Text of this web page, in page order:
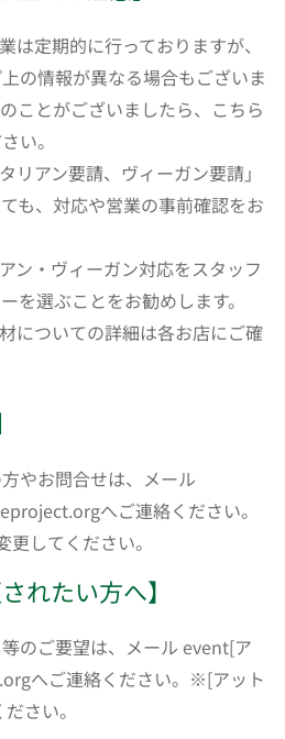
は定期的に行っておりますが、
の情報が異なる場合もございま
ことがございましたら、こちら
い。
リアン要請、ヴィーガン要請」
も、対応や営業の事前確認をお
ン・ヴィーガン対応をスタッフ
を選ぶことをお勧めします。
についての詳細は各お店にご確
やお問合せは、メール
へご連絡ください。
してください。
れたい方へ】
のご要望は、メール event[ア
へご連絡ください。※[アット
さい。